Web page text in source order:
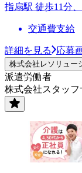
指扇駅 徒歩11分
交通費支給
詳細を見る 応募
株式会社レソリュー
派遣労働者
株式会社スタッフ